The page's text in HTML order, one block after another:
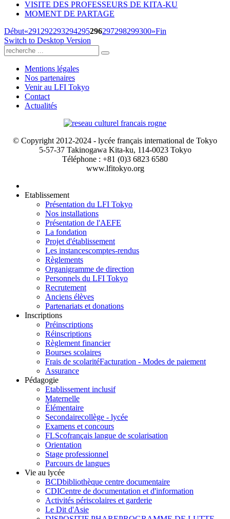
VISITE DES PROFESSEURS DE KITA-KU
MOMENT DE PARTAGE
Début«291 292293294295296297298299300»Fin
Switch to Desktop Version
Mentions légales
Nos partenaires
Venir au LFI Tokyo
Contact
Actualités
© Copyright 2012-2024 - lycée français international de Tokyo
5-57-37 Takinogawa Kita-ku, 114-0023 Tokyo
Téléphone : +81 (0)3 6823 6580
www.lfitokyo.org
Etablissement
Présentation du LFI Tokyo
Nos installations
Présentation de l'AEFE
La fondation
Projet d'établissement
Les instancescomptes-rendus
Règlements
Organigramme de direction
Personnels du LFI Tokyo
Recrutement
Anciens élèves
Partenariats et donations
Inscriptions
Préinscriptions
Réinscriptions
Règlement financier
Bourses scolaires
Frais de scolaritéFacturation - Modes de paiement
Assurance
Pédagogie
Etablissement inclusif
Maternelle
Élémentaire
Secondairecollège - lycée
Examens et concours
FLScofrançais langue de scolarisation
Orientation
Stage professionnel
Parcours de langues
Vie au lycée
BCDbibliothèque centre documentaire
CDICentre de documentation et d'information
Activités périscolaires et garderie
Le Dit d'Asie